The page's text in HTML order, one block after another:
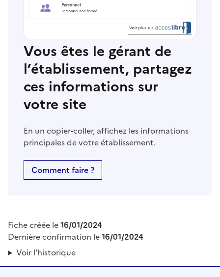
Vous êtes le gérant de
l’établissement, partagez
ces informations sur
votre site
En un copier-coller, affichez les informations
principales de votre établissement.
Comment faire ?
Fiche créée le16/01/2024
Dernière confirmation le16/01/2024
Voir l'historique